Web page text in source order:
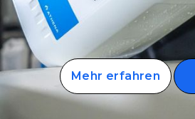
Mehr erfahren